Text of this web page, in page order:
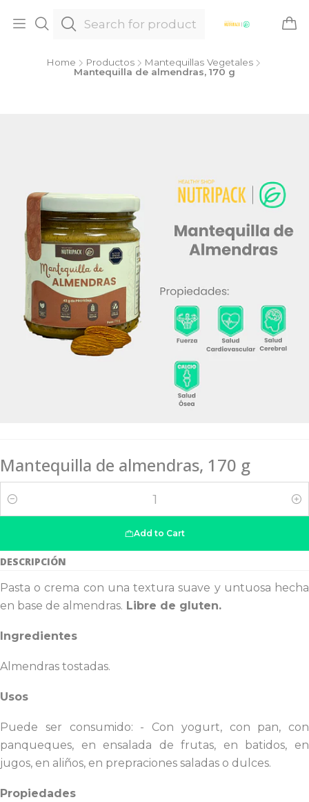
Home Productos
Mantequillas Vegetales
Mantequilla de almendras, 170 g
Mantequilla de almendras, 170 g
Quantity
Add to Cart
DESCRIPCIÓN
Pasta o crema con una textura suave y untuosa hecha
en base de almendras. Libre de gluten.
Ingredientes
Almendras tostadas.
Usos
Puede ser consumido: - Con yogurt, con pan, con
panqueques, en ensalada de frutas, en batidos, en
jugos, en aliños, en prepraciones saladas o dulces.
Propiedades